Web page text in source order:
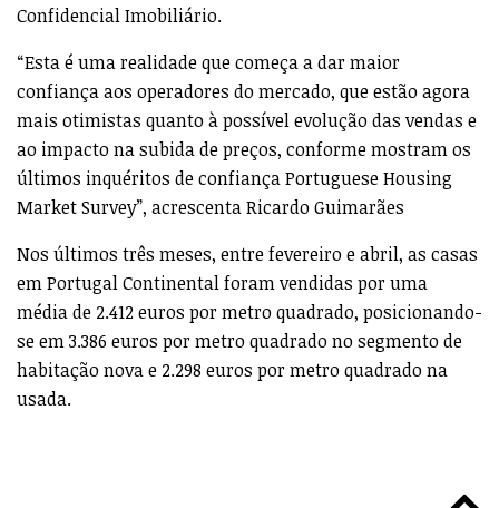
Confidencial Imobiliário.
“Esta é uma realidade que começa a dar maior
confiança aos operadores do mercado, que estão agora
mais otimistas quanto à possível evolução das vendas e
ao impacto na subida de preços, conforme mostram os
últimos inquéritos de confiança Portuguese Housing
Market Survey”, acrescenta Ricardo Guimarães
Nos últimos três meses, entre fevereiro e abril, as casas
em Portugal Continental foram vendidas por uma
média de 2.412 euros por metro quadrado, posicionando-
se em 3.386 euros por metro quadrado no segmento de
habitação nova e 2.298 euros por metro quadrado na
usada.